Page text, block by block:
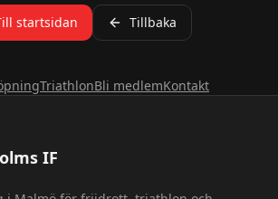
startsidan Tillbaka
TriathlonBli medlemKontakt
IFIF